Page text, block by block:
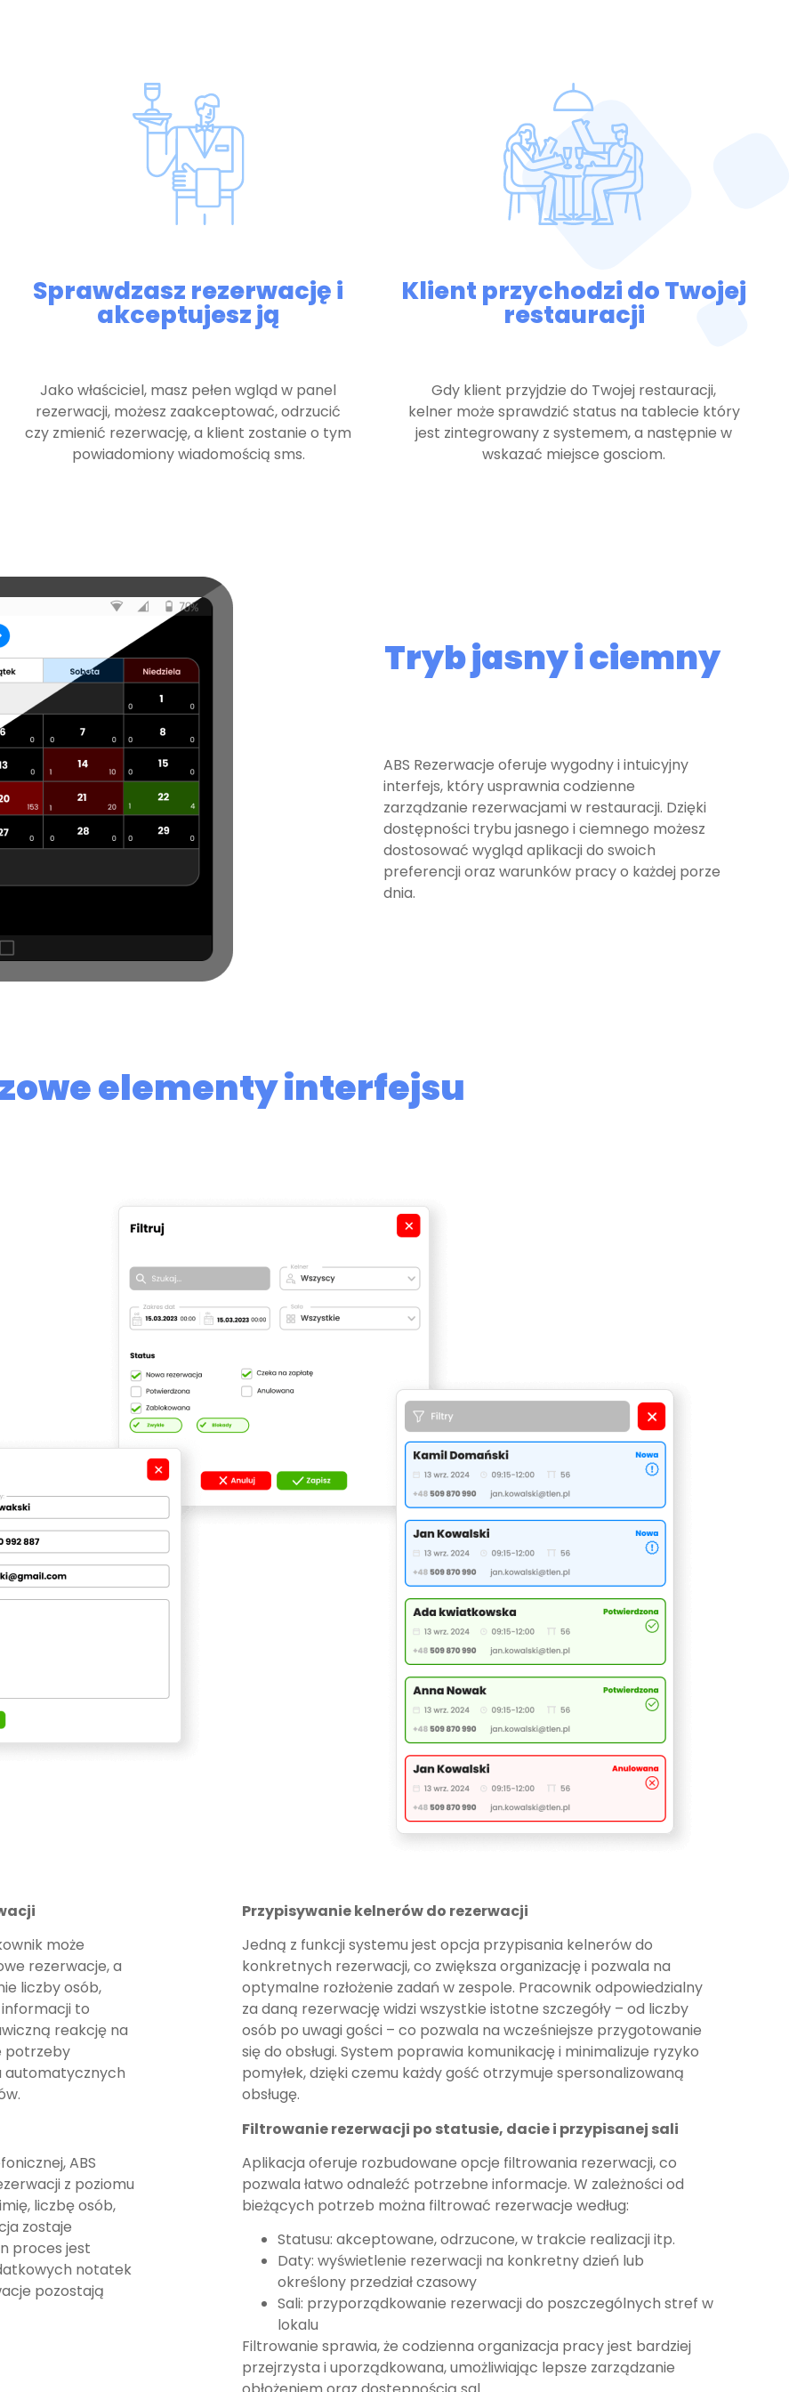
Sprawdzasz rezerwację i
akceptujesz ją
Jako właściciel, masz pełen wgląd w panel
rezerwacji, możesz zaakceptować, odrzucić
czy zmienić rezerwację, a klient zostanie o tym
powiadomiony wiadomością sms.
Klient przychodzi do Twojej
restauracji
Gdy klient przyjdzie do Twojej restauracji,
kelner może sprawdzić status na tablecie który
jest zintegrowany z systemem, a następnie w
wskazać miejsce gosciom.
Tryb jasny i ciemny
ABS Rezerwacje oferuje wygodny i intuicyjny
interfejs, który usprawnia codzienne
zarządzanie rezerwacjami w restauracji. Dzięki
dostępności trybu jasnego i ciemnego możesz
dostosować wygląd aplikacji do swoich
preferencji oraz warunków pracy o każdej porze
dnia.
elementy interfejsu
może
rezerwacje, a
liczby osób,
to
reakcję na
potrzeby
automatycznych
ABS
z poziomu
liczbę osób,
zostaje
proces jest
notatek
pozostają
Przypisywanie kelnerów do rezerwacji
Jedną z funkcji systemu jest opcja przypisania kelnerów do
konkretnych rezerwacji, co zwiększa organizację i pozwala na
optymalne rozłożenie zadań w zespole. Pracownik odpowiedzialny
za daną rezerwację widzi wszystkie istotne szczegóły – od liczby
osób po uwagi gości – co pozwala na wcześniejsze przygotowanie
się do obsługi. System poprawia komunikację i minimalizuje ryzyko
pomyłek, dzięki czemu każdy gość otrzymuje spersonalizowaną
obsługę.
Filtrowanie rezerwacji po statusie, dacie i przypisanej sali
Aplikacja oferuje rozbudowane opcje filtrowania rezerwacji, co
pozwala łatwo odnaleźć potrzebne informacje. W zależności od
bieżących potrzeb można filtrować rezerwacje według:
Statusu: akceptowane, odrzucone, w trakcie realizacji itp.
Daty: wyświetlenie rezerwacji na konkretny dzień lub
określony przedział czasowy
Sali: przyporządkowanie rezerwacji do poszczególnych stref w
lokalu
Filtrowanie sprawia, że codzienna organizacja pracy jest bardziej
przejrzysta i uporządkowana, umożliwiając lepsze zarządzanie